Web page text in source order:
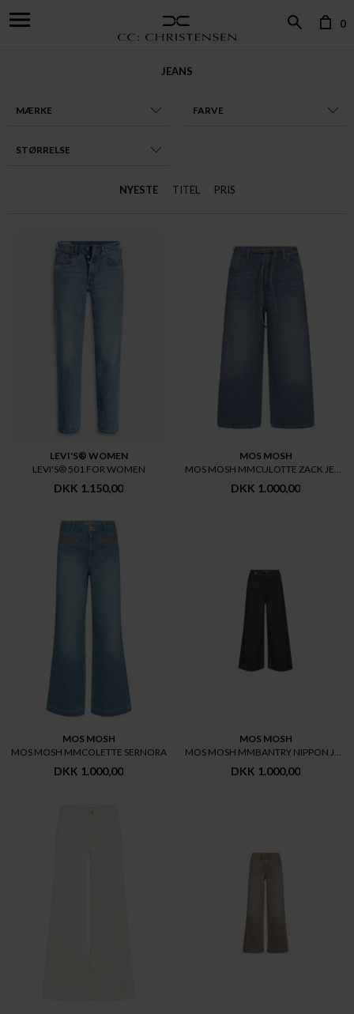
0
JEANS
MÆRKE FARVE
STØRRELSE
NYESTE TITEL PRIS
LEVI'S® WOMEN
LEVI'S® 501 FOR WOMEN
DKK 1.150,00
MOS MOSH
DKK 1.000,00
MOS MOSH
MOS MOSH MMCOLETTE SERNORA
DKK 1.000,00
MOS MOSH
DKK 1.000,00